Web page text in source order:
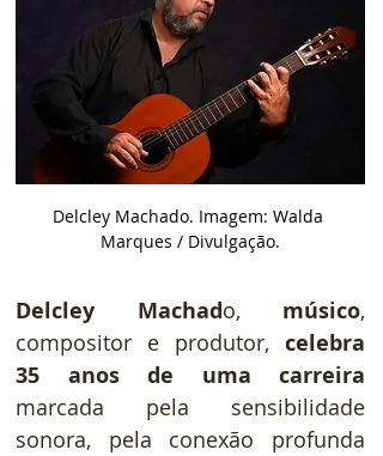
Delcley Machado. Imagem: Walda
Marques / Divulgação.
Delcley Machado, músico,
compositor e produtor, celebra
35 anos de uma carreira
marcada pela sensibilidade
sonora, pela conexão profunda